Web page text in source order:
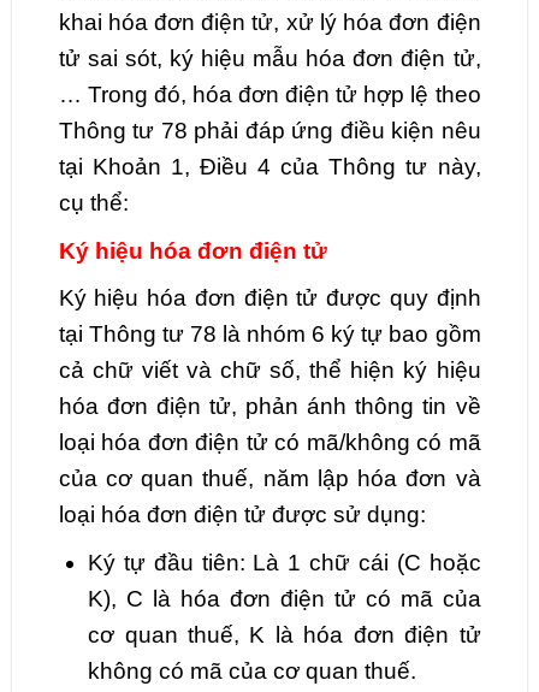
khai hóa đơn điện tử, xử lý hóa đơn điện
tử sai sót, ký hiệu mẫu hóa đơn điện tử,
… Trong đó, hóa đơn điện tử hợp lệ theo
Thông tư 78 phải đáp ứng điều kiện nêu
tại Khoản 1, Điều 4 của Thông tư này,
cụ thể:
Ký hiệu hóa đơn điện tử
Ký hiệu hóa đơn điện tử được quy định
tại Thông tư 78 là nhóm 6 ký tự bao gồm
cả chữ viết và chữ số, thể hiện ký hiệu
hóa đơn điện tử, phản ánh thông tin về
loại hóa đơn điện tử có mã/không có mã
của cơ quan thuế, năm lập hóa đơn và
loại hóa đơn điện tử được sử dụng:
Ký tự đầu tiên: Là 1 chữ cái (C hoặc
K), C là hóa đơn điện tử có mã của
cơ quan thuế, K là hóa đơn điện tử
không có mã của cơ quan thuế.